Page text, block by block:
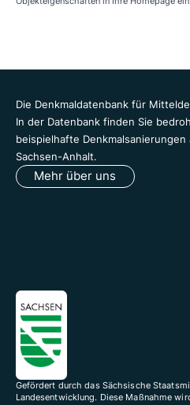
Die Denkmaldatenbank für
In der Datenbank finden Sie
beispielhafte
Sachsen-Anhalt.
Mehr über uns
Gefördert durch das Sächsische
Landesentwicklung. Diese Maßnahme